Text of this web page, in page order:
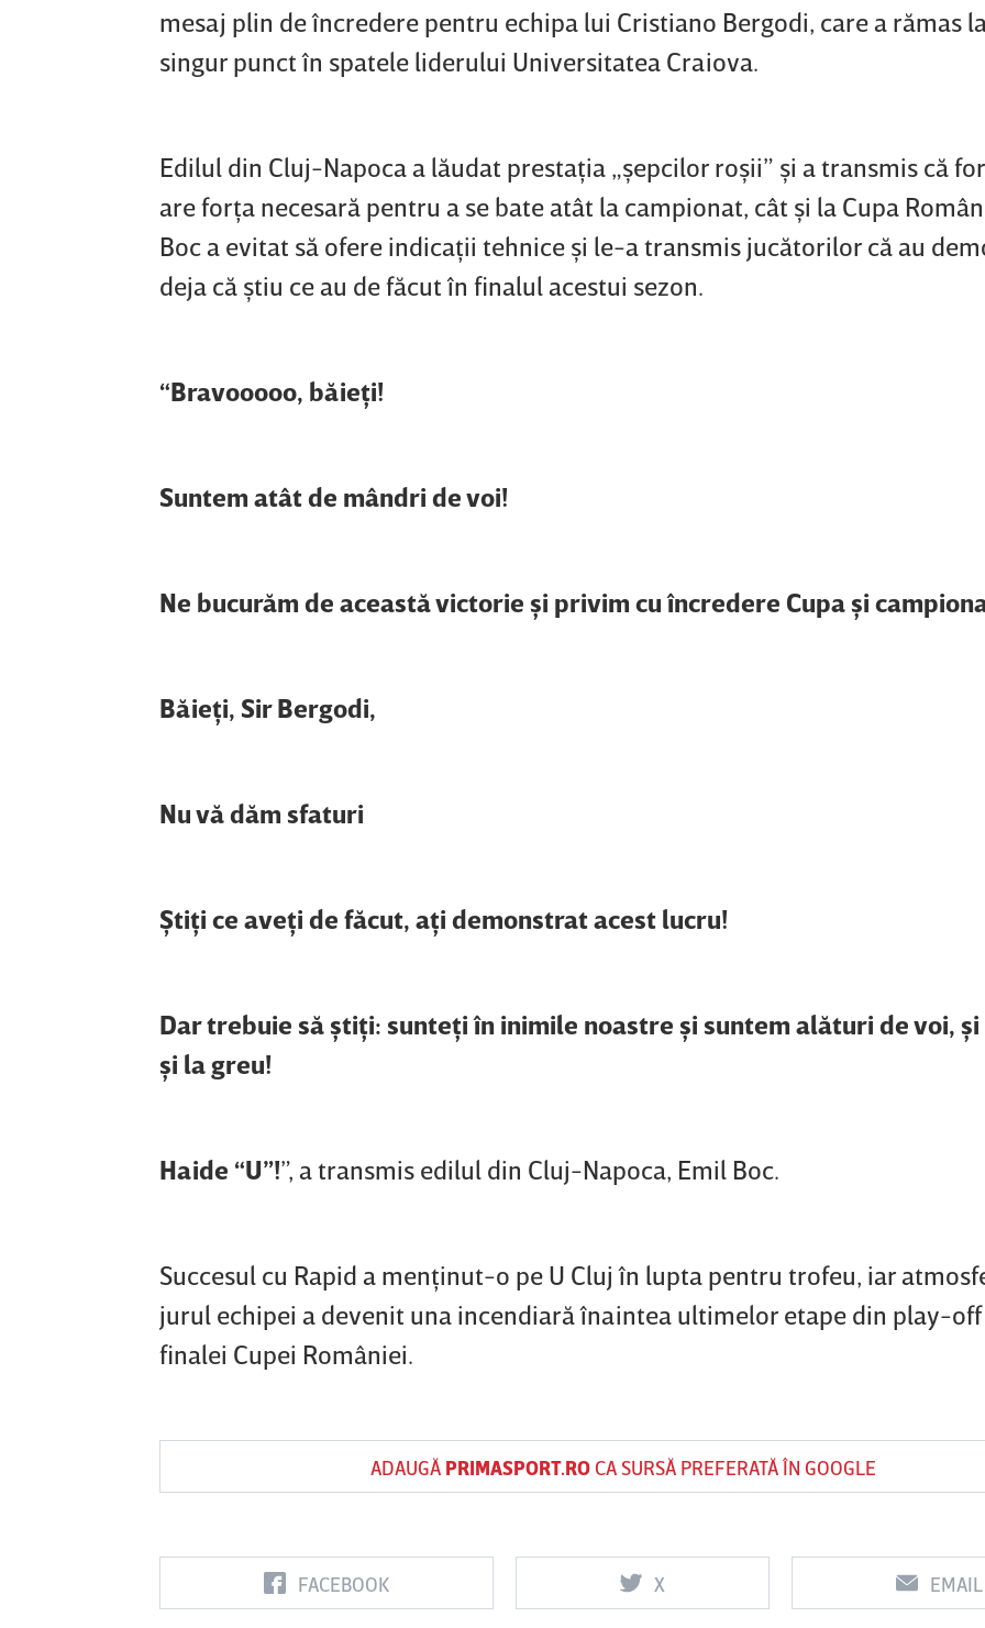
mesaj plin de încredere pentru echipa lui Cristiano Bergodi, care a rămas
singur punct în spatele liderului Universitatea Craiova.
Edilul din Cluj-Napoca a lăudat prestaţia „şepcilor roşii” şi a transmis că
are forţa necesară pentru a se bate atât la campionat, cât şi la Cupa
Boc a evitat să ofere indicaţii tehnice şi le-a transmis jucătorilor că au
deja că ştiu ce au de făcut în finalul acestui sezon.
“Bravooooo, băieţi!
Suntem atât de mândri de voi!
Ne bucurăm de această victorie şi privim cu încredere Cupa şi
Băieţi, Sir Bergodi,
Nu vă dăm sfaturi
Ştiţi ce aveţi de făcut, aţi demonstrat acest lucru!
Dar trebuie să ştiţi: sunteţi în inimile noastre şi suntem alături de voi, şi
şi la greu!
Haide “U”!”, a transmis edilul din Cluj-Napoca, Emil Boc.
Succesul cu Rapid a menţinut-o pe U Cluj în lupta pentru trofeu, iar
jurul echipei a devenit una incendiară înaintea ultimelor etape din play-off
finalei Cupei României.
ADAUGĂ PRIMASPORT.ROCA SURSĂ PREFERATĂ ÎN GOOGLE
FACEBOOK X EMAIL